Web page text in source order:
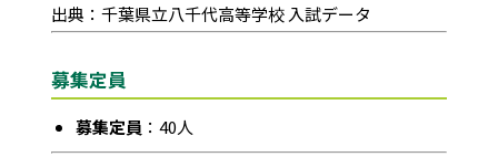
出典：千葉県立八千代高等学校 入試データ
募集定員
募集定員 ：40人